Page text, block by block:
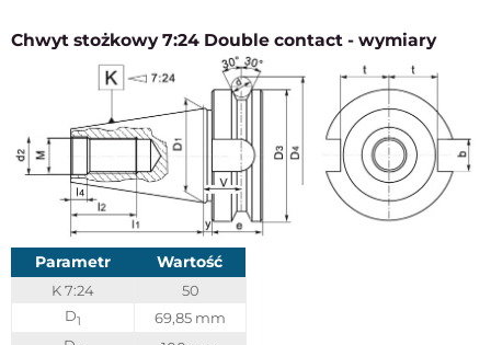
Chwyt stożkowy 7:24 Double contact - wymiary
Parametr Wartość
K 7:24
50
D1
69,85 mm